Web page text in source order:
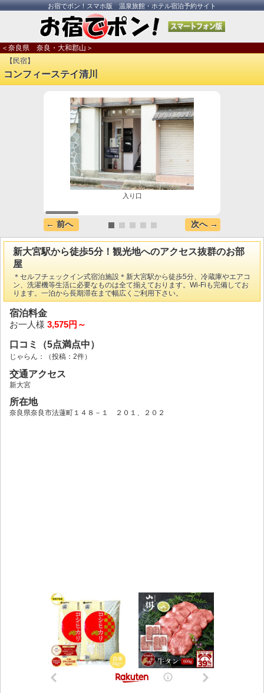
お宿でポン！スマホ版 温泉旅館・ホテル宿泊予約サイト
＜奈良県 奈良・大和郡山＞
【民宿】
コンフィーステイ清川
入り口
← 前へ 次へ →
新大宮駅から徒歩5分！観光地へのアクセス抜群のお部
屋
＊セルフチェックイン式宿泊施設＊新大宮駅から徒歩5分、冷蔵庫やエアコ
ン、洗濯機等生活に必要なものは全て揃えております。Wi-Fiも完備してお
ります。一泊から長期滞在まで幅広くご利用下さい。
宿泊料金
お一人様 3,575円～
口コミ（5点満点中）
じゃらん： （投稿：2件）
交通アクセス
新大宮
所在地
奈良県奈良市法蓮町１４８－１ ２０１、２０２